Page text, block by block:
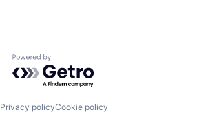
Powered by Getro.com
Privacy policyCookie policy